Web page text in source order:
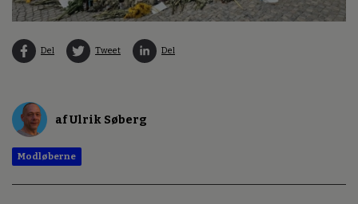
Del Tweet Del
af Ulrik Søberg
Modløberne